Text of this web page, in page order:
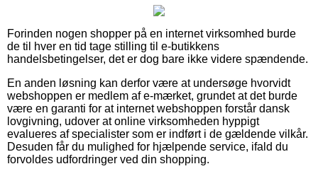
Forinden nogen shopper på en internet virksomhed burde
de til hver en tid tage stilling til e-butikkens
handelsbetingelser, det er dog bare ikke videre spændende.
En anden løsning kan derfor være at undersøge hvorvidt
webshoppen er medlem af e-mærket, grundet at det burde
være en garanti for at internet webshoppen forstår dansk
lovgivning, udover at online virksomheden hyppigt
evalueres af specialister som er indført i de gældende vilkår.
Desuden får du mulighed for hjælpende service, ifald du
forvoldes udfordringer ved din shopping.